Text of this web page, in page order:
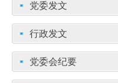
党委发文
行政发文
党委会纪要